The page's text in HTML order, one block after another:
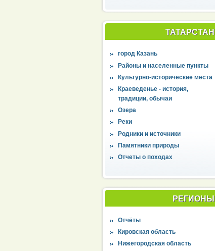
ТАТАРСТАН
город Казань
Районы и населенные пункты
Культурно-исторические места
Краеведенье - история,
традиции, обычаи
Озера
Реки
Родники и источники
Памятники природы
Отчеты о походах
РЕГИОНЫ
Отчёты
Кировская область
Нижегородская область